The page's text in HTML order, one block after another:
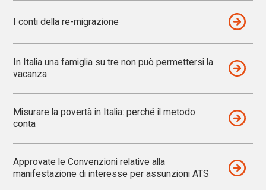
I conti della re-migrazione
In Italia una famiglia su tre non può permettersi la
vacanza
Misurare la povertà in Italia: perché il metodo
conta
Approvate le Convenzioni relative alla
manifestazione di interesse per assunzioni ATS